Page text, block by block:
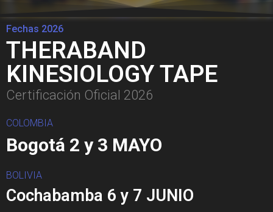
Fechas 2026
THERABAND
KINESIOLOGY TAPE
Certificación Oficial 2026
COLOMBIA
Bogotá 2 y 3 MAYO
BOLIVIA
Cochabamba 6 y 7 JUNIO